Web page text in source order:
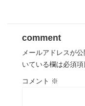
comment
メールアドレスが
いている欄は必須項
コメント ※